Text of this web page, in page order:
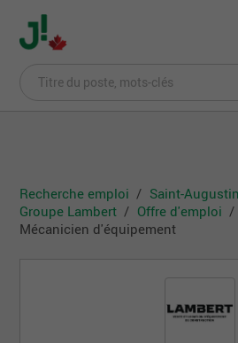
Recherche emploi
Saint-
Groupe Lambert
Offre d'emploi
Mécanicien d'équipement